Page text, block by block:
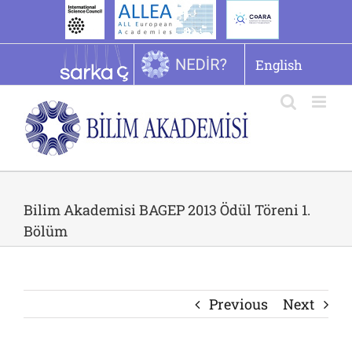
English
Bilim Akademisi BAGEP 2013 Ödül Töreni 1.
Bölüm
Previous Next